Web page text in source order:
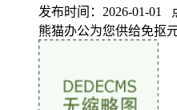
发布时间：2026-01-01
熊猫办公为您供给免抠